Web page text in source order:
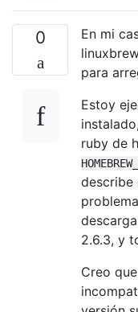
0
En mi
para
Estoy
ruby de
describe
problema
2.6.3, y
Creo